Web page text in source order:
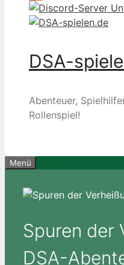
Feed
DSA-
Abenteuer,
Rollenspiel!
Menü
Spuren der
DSA-